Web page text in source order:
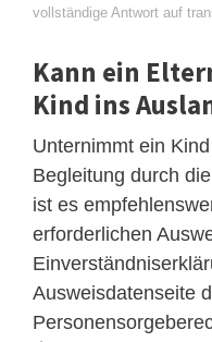
vollständige Antwort auf
Kann ein
Kind ins
Unternimmt ein
Begleitung durch
ist es
erforderlichen
Ausweisdatenseite